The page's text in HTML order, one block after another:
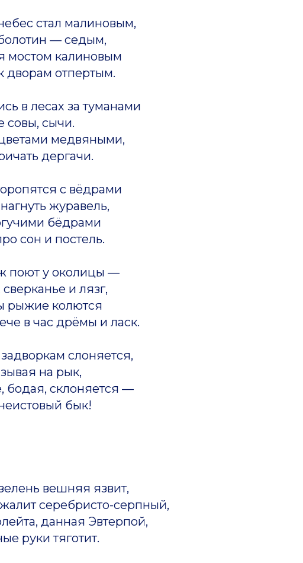
стал малиновым,
— седым,
мостом калиновым
дворам отпертым.
в лесах за туманами
совы, сычи.
медвяными,
дергачи.
с вёдрами
журавель,
бёдрами
сон и постель.
поют у околицы —
и лязг,
рыжие колются
в час дрёмы и ласк.
слоняется,
на рык,
бодая, склоняется —
бык!
вешняя язвит,
серебристо-серпный,
данная Эвтерпой,
руки тяготит.